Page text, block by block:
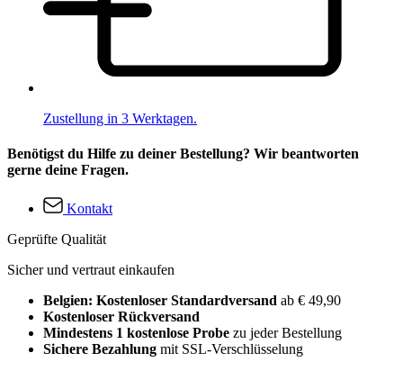
Zustellung in 3 Werktagen.
Benötigst du Hilfe zu deiner Bestellung? Wir beantworten
gerne deine Fragen.
Kontakt
Geprüfte Qualität
Sicher und vertraut einkaufen
Belgien: Kostenloser Standardversand ab € 49,90
Kostenloser Rückversand
Mindestens 1 kostenlose Probe zu jeder Bestellung
Sichere Bezahlung mit SSL-Verschlüsselung